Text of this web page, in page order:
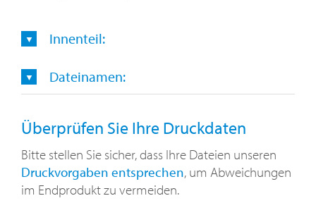
Innenteil:
Dateinamen:
Überprüfen Sie Ihre Druckdaten
Bitte stellen Sie sicher, dass Ihre Dateien unseren
Druckvorgaben entsprechen, um Abweichungen
im Endprodukt zu vermeiden.